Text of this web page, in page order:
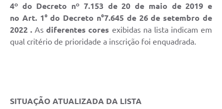
4º do Decreto nº 7.153 de 20 de maio de 2019 e
no Art. 1° do Decreto n°7.645 de 26 de setembro de
2022​ . As diferentes cores exibidas na lista indicam em
qual critério de prioridade a inscrição foi enquadrada.
SITUAÇÃO ATUALIZADA DA LISTA